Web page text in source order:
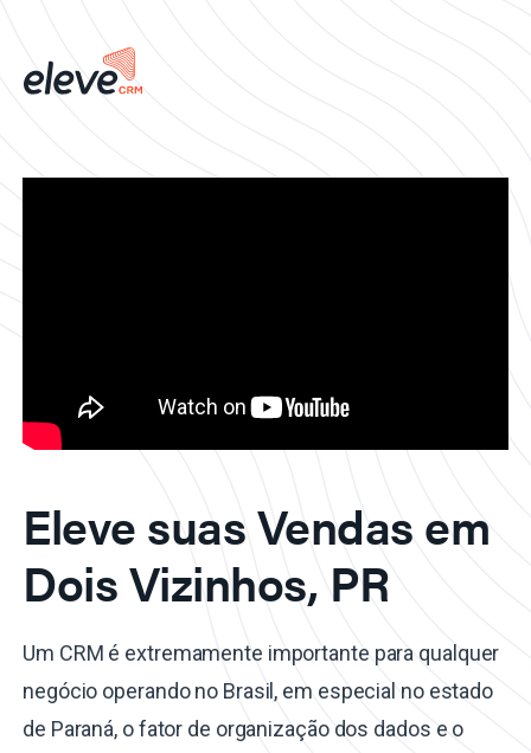
Eleve suas Vendas em
Dois Vizinhos, PR
Um CRM é extremamente importante para qualquer
negócio operando no Brasil, em especial no estado
de Paraná, o fator de organização dos dados e o